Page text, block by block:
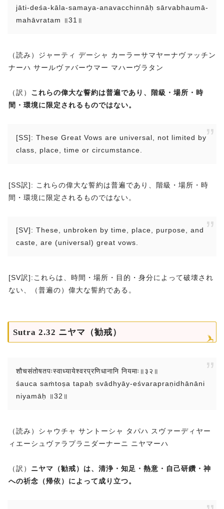
jāti-deśa-kāla-samaya-anavacchinnāḥ sārvabhaumā-
mahāvratam ॥31॥
（読み）ジャーティ デーシャ カーラーサマヤーナヴァッチン
ナーハ サールヴァバーウマー マハーヴラタン
（訳） これらの偉大な誓約は普遍であり、階級・場所・時
間・環境に限定されるものではない。
[SS]: These Great Vows are universal, not limited by
class, place, time or circumstance.
[SS訳]: これらの偉大な誓約は普遍であり、階級・場所・時
間・環境に限定されるものではない。
[SV]: These, unbroken by time, place, purpose, and
caste, are (universal) great vows.
[SV訳]:これらは、時間・場所・目的・身分によって破壊され
ない、（普遍の）偉大な誓約である。
Sutra 2.32 ニヤマ（勧戒）
शौचसंतोषतपःस्वाध्यायेश्वरप्रणिधानानि नियमाः॥३२॥
śauca saṁtoṣa tapaḥ svādhyāy-eśvarapraṇidhānāni
niyamāḥ ॥32॥
（読み）シャウチャ サントーシャ タパハ スヴァーディヤー
ィエーシュヴァラプラニダーナーニ ニヤマーハ
（訳） ニヤマ（勧戒）は、清浄・知足・熱意・自己研鑽・神
への祈念（帰依）によって成り立つ。